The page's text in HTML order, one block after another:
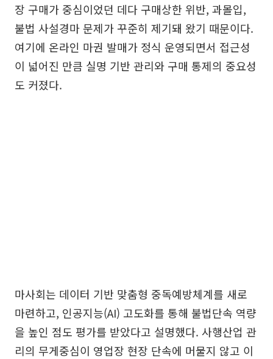
장 구매가 중심이었던 데다 구매상한 위반, 과몰입,
불법 사설경마 문제가 꾸준히 제기돼 왔기 때문이다.
여기에 온라인 마권 발매가 정식 운영되면서 접근성
이 넓어진 만큼 실명 기반 관리와 구매 통제의 중요성
도 커졌다.
마사회는 데이터 기반 맞춤형 중독예방체계를 새로
마련하고, 인공지능(AI) 고도화를 통해 불법단속 역량
을 높인 점도 평가를 받았다고 설명했다. 사행산업 관
리의 무게중심이 영업장 현장 단속에 머물지 않고 이